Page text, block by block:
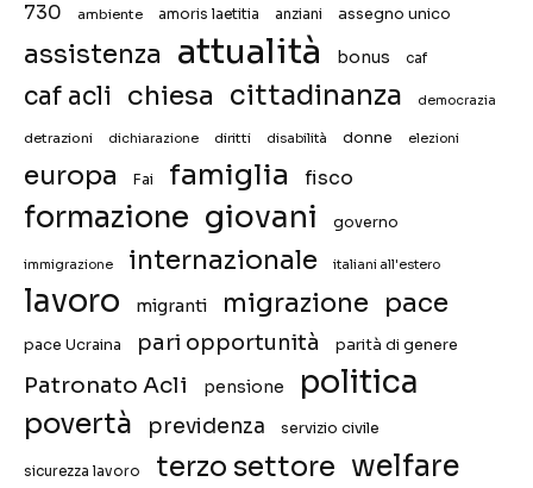
730 ambiente amoris laetitia anziani assegno unico
assistenza attualità bonus caf
caf acli chiesa cittadinanza democrazia
detrazioni dichiarazione diritti disabilità donne elezioni
europa Fai famiglia fisco
formazione giovani governo
immigrazione internazionale italiani all'estero
lavoro migranti migrazione pace
pace Ucraina pari opportunità parità di genere
Patronato Acli pensione politica
povertà previdenza servizio civile
sicurezza lavoro terzo settore welfare